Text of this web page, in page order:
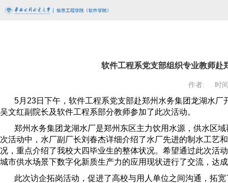
软件工程系党支部组织专业教师赴
作者: 时
5月 23日下午，软件工程系党支部赴郑州水务集团龙湖水
吴文红副院长及软件工程系部分教师参加了此次活动。
郑州水务集团龙湖水厂是郑州东区主力饮用水源，供水区
次活动中，水厂副厂长刘春杰详细介绍了水厂先进的制水工艺
况，重点介绍了我校大四毕业生的整体状况。希望通过此次活
城市供水场景下数字化新质生产力的应用现状进行了交流，达
此次访企拓岗活动，促进了高校与用人单位之间沟通，拓